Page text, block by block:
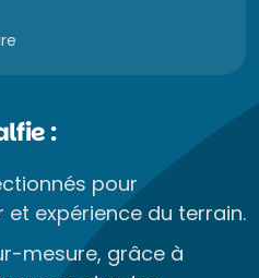
:
pour
et expérience du terrain.
mesure, grâce à